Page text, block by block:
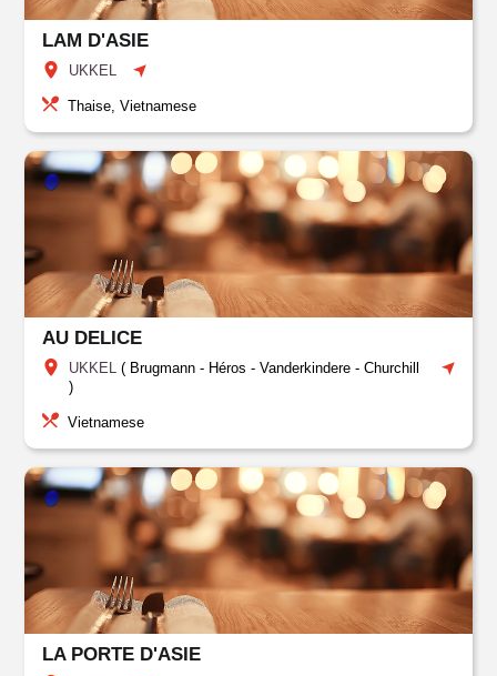
LAM D'ASIE
UKKEL
Thaise, Vietnamese
AU DELICE
UKKEL ( Brugmann - Héros- Vanderkindere - Churchill
)
Vietnamese
LA PORTE D'ASIE